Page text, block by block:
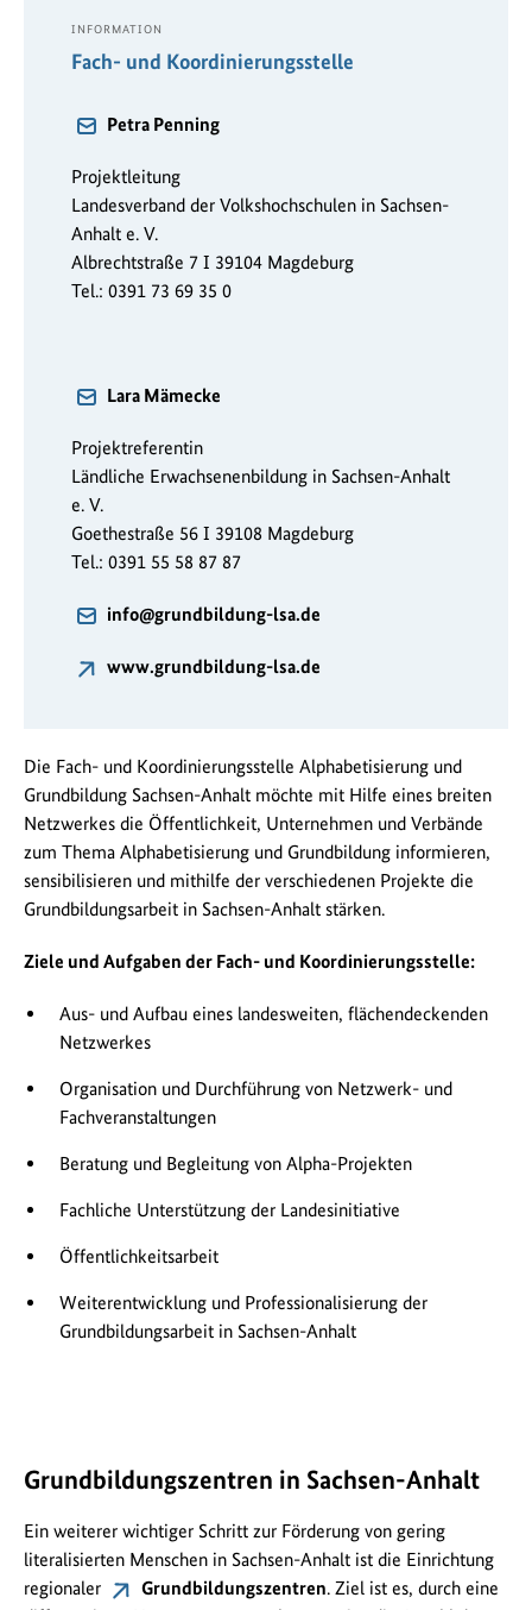
INFORMATION
Fach- und Koordinierungsstelle
Petra Penning
Projektleitung
Landesverband der Volkshochschulen in Sachsen-
Anhalt e. V.
Albrechtstraße 7 I 39104 Magdeburg
Tel.: 0391 73 69 35 0
Lara Mämecke
Projektreferentin
Ländliche Erwachsenenbildung in Sachsen-Anhalt
e. V.
Goethestraße 56 I 39108 Magdeburg
Tel.: 0391 55 58 87 87
info@grundbildung-lsa.de
www.grundbildung-lsa.de
Die Fach- und Koordinierungsstelle Alphabetisierung und
Grundbildung Sachsen-Anhalt möchte mit Hilfe eines breiten
Netzwerkes die Öffentlichkeit, Unternehmen und Verbände
zum Thema Alphabetisierung und Grundbildung informieren,
sensibilisieren und mithilfe der verschiedenen Projekte die
Grundbildungsarbeit in Sachsen-Anhalt stärken.
Ziele und Aufgaben der Fach- und Koordinierungsstelle:
Aus- und Aufbau eines landesweiten, flächendeckenden
Netzwerkes
Organisation und Durchführung von Netzwerk- und
Fachveranstaltungen
Beratung und Begleitung von Alpha-Projekten
Fachliche Unterstützung der Landesinitiative
Öffentlichkeitsarbeit
Weiterentwicklung und Professionalisierung der
Grundbildungsarbeit in Sachsen-Anhalt
Grundbildungszentren in Sachsen-Anhalt
Ein weiterer wichtiger Schritt zur Förderung von gering
literalisierten Menschen in Sachsen-​Anhalt ist die Einrichtung
regionaler
Grundbildungszentren. Ziel ist es, durch eine